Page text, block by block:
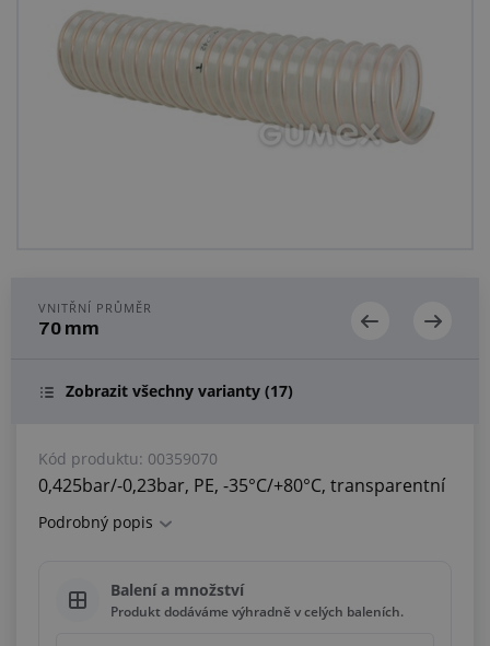
Další pryžové a plastové výrobky
Centrum poptávek
VNITŘNÍ PRŮMĚR
70 mm
Zobrazit všechny varianty (17)
Kód produktu: 00359070
0,425bar/-0,23bar, PE, -35°C/+80°C, transparentní
Podrobný popis
Balení a množství
Produkt dodáváme výhradně v celých baleních.